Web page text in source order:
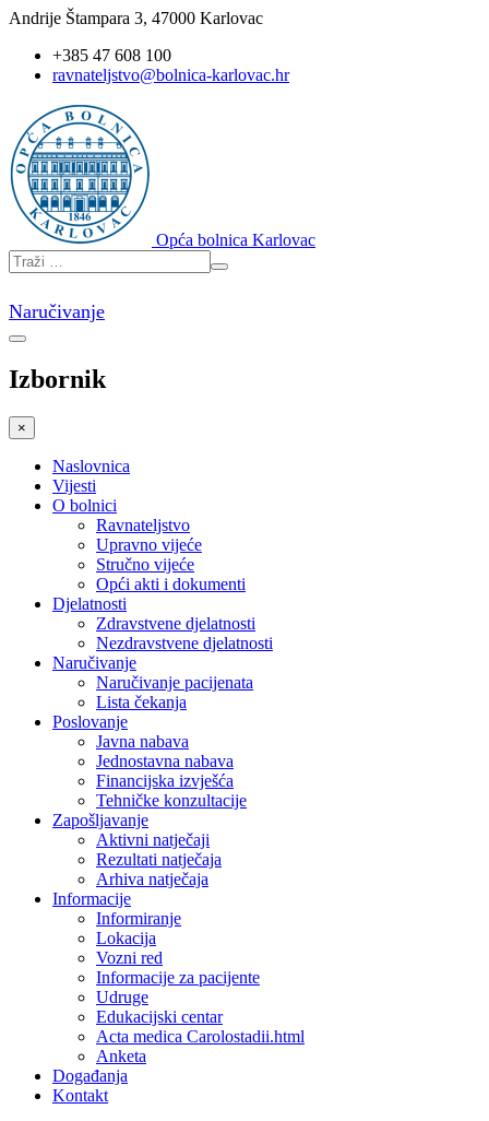
Andrije Štampara 3, 47000 Karlovac
+385 47 608 100
ravnateljstvo@bolnica-karlovac.hr
Opća bolnica Karlovac
Naručivanje
Izbornik
×
Naslovnica
Vijesti
O bolnici
Ravnateljstvo
Upravno vijeće
Stručno vijeće
Opći akti i dokumenti
Djelatnosti
Zdravstvene djelatnosti
Nezdravstvene djelatnosti
Naručivanje
Naručivanje pacijenata
Lista čekanja
Poslovanje
Javna nabava
Jednostavna nabava
Financijska izvješća
Tehničke konzultacije
Zapošljavanje
Aktivni natječaji
Rezultati natječaja
Arhiva natječaja
Informacije
Informiranje
Lokacija
Vozni red
Informacije za pacijente
Udruge
Edukacijski centar
Acta medica Carolostadii.html
Anketa
Događanja
Kontakt